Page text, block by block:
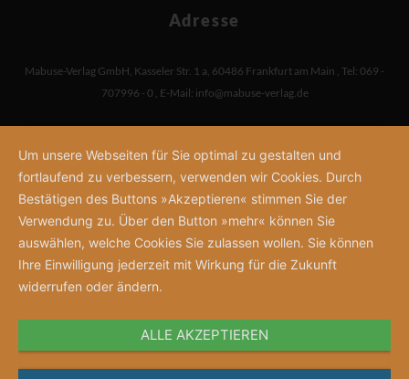
Adresse
Mabuse-Verlag GmbH, Kasseler Str. 1 a, 60486 Frankfurt am Main , Tel: 069 -
707996 - 0 , E-Mail: info@mabuse-verlag.de
Um unsere Webseiten für Sie optimal zu gestalten und
fortlaufend zu verbessern, verwenden wir Cookies. Durch
Bestätigen des Buttons »Akzeptieren« stimmen Sie der
Verwendung zu. Über den Button »mehr« können Sie
auswählen, welche Cookies Sie zulassen wollen. Sie können
Ihre Einwilligung jederzeit mit Wirkung für die Zukunft
widerrufen oder ändern.
ALLE AKZEPTIEREN